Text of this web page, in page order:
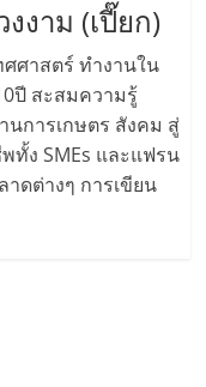
งาม (เปี๊ยก)
ศาสตร์ ทำงานใน
ปี สะสมความรู้
การเกษตร สังคม สู่
ทั้ง SMEs และแฟรน
ดต่างๆ การเขียน